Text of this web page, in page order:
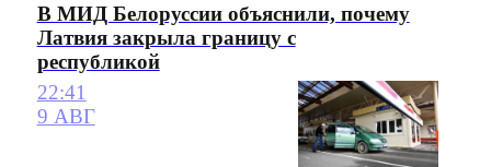
В МИД Белоруссии объяснили, почему
Латвия закрыла границу с
республикой
22:41
9 АВГ